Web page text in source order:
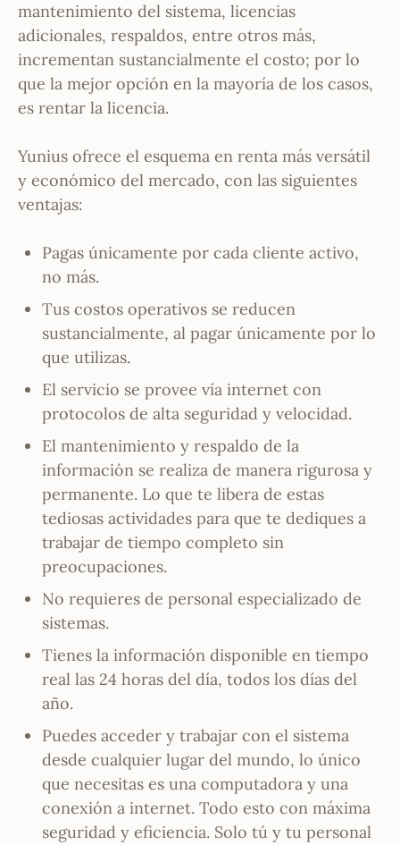
mantenimiento del sistema, licencias
adicionales, respaldos, entre otros más,
incrementan sustancialmente el costo; por lo
que la mejor opción en la mayoría de los casos,
es rentar la licencia.
Yunius ofrece el esquema en renta más versátil
y económico del mercado, con las siguientes
ventajas:
Pagas únicamente por cada cliente activo,
no más.
Tus costos operativos se reducen
sustancialmente, al pagar únicamente por lo
que utilizas.
El servicio se provee vía internet con
protocolos de alta seguridad y velocidad.
El mantenimiento y respaldo de la
información se realiza de manera rigurosa y
permanente. Lo que te libera de estas
tediosas actividades para que te dediques a
trabajar de tiempo completo sin
preocupaciones.
No requieres de personal especializado de
sistemas.
Tienes la información disponible en tiempo
real las 24 horas del día, todos los días del
año.
Puedes acceder y trabajar con el sistema
desde cualquier lugar del mundo, lo único
que necesitas es una computadora y una
conexión a internet. Todo esto con máxima
seguridad y eficiencia. Solo tú y tu personal